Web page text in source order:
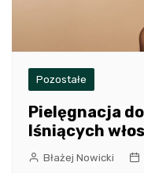
Pozostałe
Pielęgnacja
lśniących
Błażej Nowicki